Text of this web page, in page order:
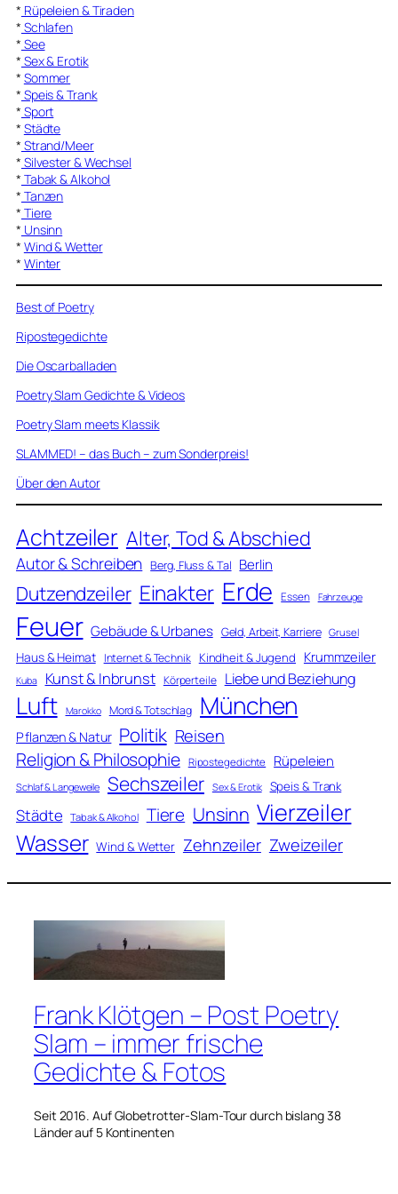
* Rüpeleien & Tiraden
* Schlafen
* See
* Sex & Erotik
* Sommer
* Speis & Trank
* Sport
* Städte
* Strand/Meer
* Silvester & Wechsel
* Tabak & Alkohol
* Tanzen
* Tiere
* Unsinn
* Wind & Wetter
* Winter
Best of Poetry
Ripostegedichte
Die Oscarballaden
Poetry Slam Gedichte & Videos
Poetry Slam meets Klassik
SLAMMED! – das Buch – zum Sonderpreis!
Über den Autor
Achtzeiler Alter, Tod & Abschied
Autor & Schreiben Berg, Fluss & Tal Berlin
Dutzendzeiler Einakter Erde Essen Fahrzeuge
Feuer Gebäude & Urbanes Geld, Arbeit, Karriere Grusel
Haus & Heimat Internet & Technik Kindheit & Jugend Krummzeiler
Kuba Kunst & Inbrunst Körperteile Liebe und Beziehung
Luft Marokko Mord & Totschlag München
Pflanzen & Natur Politik Reisen
Religion & Philosophie Ripostegedichte Rüpeleien
Schlaf & Langeweile Sechszeiler Sex & Erotik Speis & Trank
Städte Tabak & Alkohol Tiere Unsinn Vierzeiler
Wasser Wind & Wetter Zehnzeiler Zweizeiler
Frank Klötgen – Post Poetry
Slam – immer frische
Gedichte & Fotos
Seit 2016. Auf Globetrotter-Slam-Tour durch bislang 38
Länder auf 5 Kontinenten